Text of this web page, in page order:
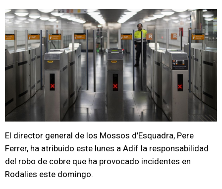
El director general de los Mossos d'Esquadra, Pere
Ferrer, ha atribuido este lunes a Adif la responsabilidad
del robo de cobre que ha provocado incidentes en
Rodalies este domingo.